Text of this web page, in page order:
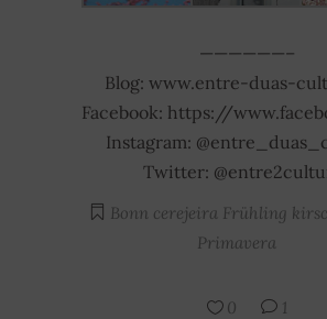
——————–
Blog: www.entre-duas-
Facebook: https://
Instagram:
Twitter:
Bonn cerejeira Frühling
Primavera
0 1